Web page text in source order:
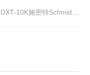
DXT-10K施密特Schmidt宽幅材料张力仪